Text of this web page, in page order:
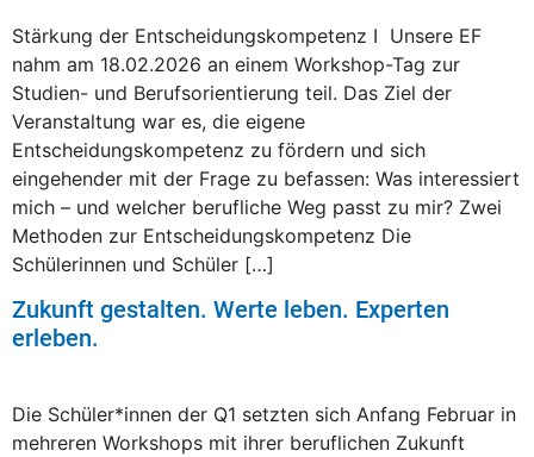
Stärkung der Entscheidungskompetenz I Unsere EF
nahm am 18.02.2026 an einem Workshop-Tag zur
Studien- und Berufsorientierung teil. Das Ziel der
Veranstaltung war es, die eigene
Entscheidungskompetenz zu fördern und sich
eingehender mit der Frage zu befassen: Was interessiert
mich – und welcher berufliche Weg passt zu mir? Zwei
Methoden zur Entscheidungskompetenz Die
Schülerinnen und Schüler […]
Zukunft gestalten. Werte leben. Experten
erleben.
Die Schüler*innen der Q1 setzten sich Anfang Februar in
mehreren Workshops mit ihrer beruflichen Zukunft